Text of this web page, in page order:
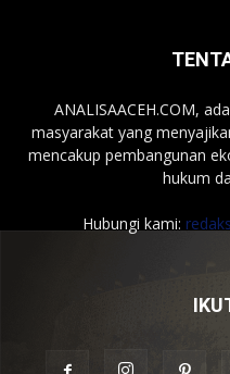
ANALISAACEH.COM,
masyarakat yang
mencakup pembangunan
hukum
Hubungi kami: